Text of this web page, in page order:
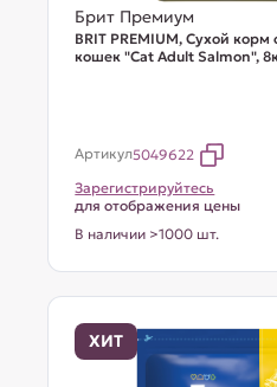
Брит Премиум
BRIT PREMIUM, Сухой корм
кошек "Cat Adult Salmon",
Артикул5049622
Зарегистрируйтесь
для отображения цены
В наличии >1000 шт.
ХИТ